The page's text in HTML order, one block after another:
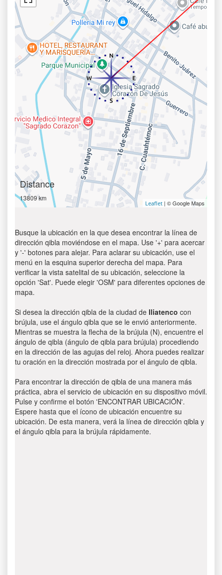
Distance
13809 km
Leaflet | © Google Maps
Busque la ubicación en la que desea encontrar la línea de
dirección qibla moviéndose en el mapa. Use '+' para acercar
y '-' botones para alejar. Para aclarar su ubicación, use el
menú en la esquina superior derecha del mapa. Para
verificar la vista satelital de su ubicación, seleccione la
opción 'Sat'. Puede elegir 'OSM' para diferentes opciones de
mapa.
Si desea la dirección qibla de la ciudad de Iliatenco con
brújula, use el ángulo qibla que se le envió anteriormente.
Mientras se muestra la flecha de la brújula (N), encuentre el
ángulo de qibla (ángulo de qibla para brújula) procediendo
en la dirección de las agujas del reloj. Ahora puedes realizar
tu oración en la dirección mostrada por el ángulo de qibla.
Para encontrar la dirección de qibla de una manera más
práctica, abra el servicio de ubicación en su dispositivo móvil.
Pulse y confirme el botón 'ENCONTRAR UBICACIÓN'.
Espere hasta que el ícono de ubicación encuentre su
ubicación. De esta manera, verá la línea de dirección qibla y
el ángulo qibla para la brújula rápidamente.